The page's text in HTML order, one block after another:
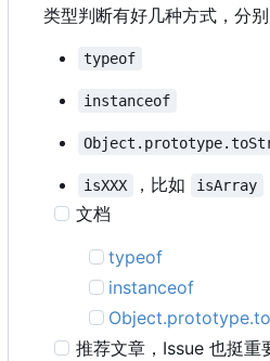
类型判断有好几种方式，分别
typeof
instanceof
isXXX ，比如 isArray
文档
typeof
instanceof
推荐文章 ， Issue 也挺重